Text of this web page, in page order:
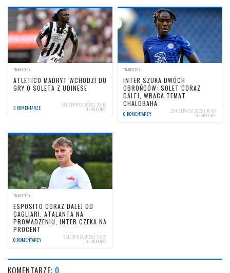
TRANSFERY
ATLETICO MADRYT WCHODZI DO
GRY O SOLETA Z UDINESE
3 KOMENTARZE 24 CZERWCA 2026 | 20:19
NERIOCORSI
TRANSFERY
INTER SZUKA DWÓCH
OBROŃCÓW: SOLET CORAZ
DALEJ, WRACA TEMAT
CHALOBAHA
0 KOMENTARZY 29 CZERWCA 2026 | 10:04
NERIOCORSI
TRANSFERY
ESPOSITO CORAZ DALEJ OD
CAGLIARI. ATALANTA NA
PROWADZENIU, INTER CZEKA NA
PROCENT
0 KOMENTARZY 3 SIERPNIA 2026 | 10:39
NERIOCORSI
KOMENTARZE: 0